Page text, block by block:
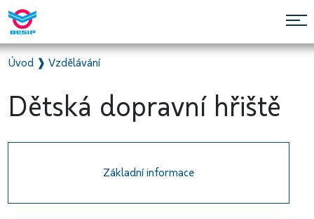
Úvod ❱ Vzdělávání
Dětská dopravní hřiště
Základní informace